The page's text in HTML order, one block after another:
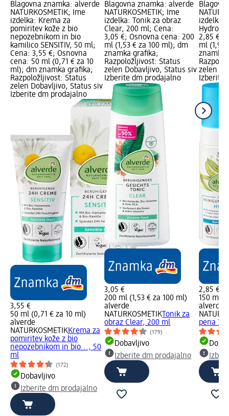
Blagovna znamka: alverde
NATURKOSMETIK; Ime
izdelka: Krema za
pomiritev kože z bio
nepozebnikom in bio
kamilico SENSITIV, 50 ml;
Cena: 3,55 €; Osnovna
cena: 50 ml (0,71 € za 10
ml); dm znamka grafika;
Razpoložljivost: Status
zelen Dobavljivo, Status siv
Izberite dm prodajalno
3,55 €
50 ml (0,71 € za 10 ml)
alverde
NATURKOSMETIKKrema za
pomiritev kože z bio
nepozebnikom in bio..., 50
ml
(172)
Dobavljivo
Izberite dm prodajalno
Blagovna znamka: alverde
NATURKOSMETIK; Ime
izdelka: Tonik za obraz
Clear, 200 ml; Cena:
3,05 €; Osnovna cena: 200
ml (1,53 € za 100 ml); dm
znamka grafika;
Razpoložljivost: Status
zelen Dobavljivo, Status siv
Izberite dm prodajalno
3,05 €
200 ml (1,53 € za 100 ml)
alverde
NATURKOSMETIKTonik za
obraz Clear, 200 ml
(179)
Dobavljivo
Izberite dm prodajalno
izdelka:
Hydro,
2,85 €;
ml (1,90
znamka
zelen
Izberite
2,85 €
150 ml
alverde
pena